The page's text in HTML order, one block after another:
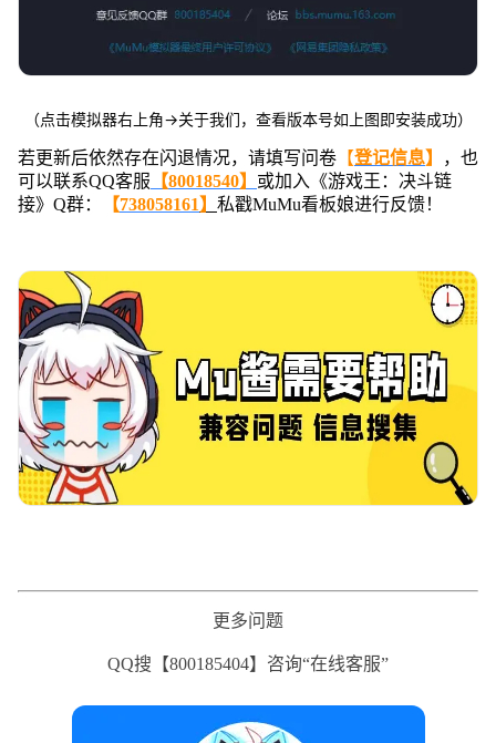
（点击模拟器右上角→关于我们，查看版本号如上图即安装成功）
若更新后依然存在闪退情况，请填写问卷【登记信息】
，也
可以联系QQ客服 【80018540】 或加入《游戏王：决斗链
接》Q群：
【738058161】 私戳MuMu看板娘进行反馈！
更多问题
QQ搜【800185404】咨询“在线客服”